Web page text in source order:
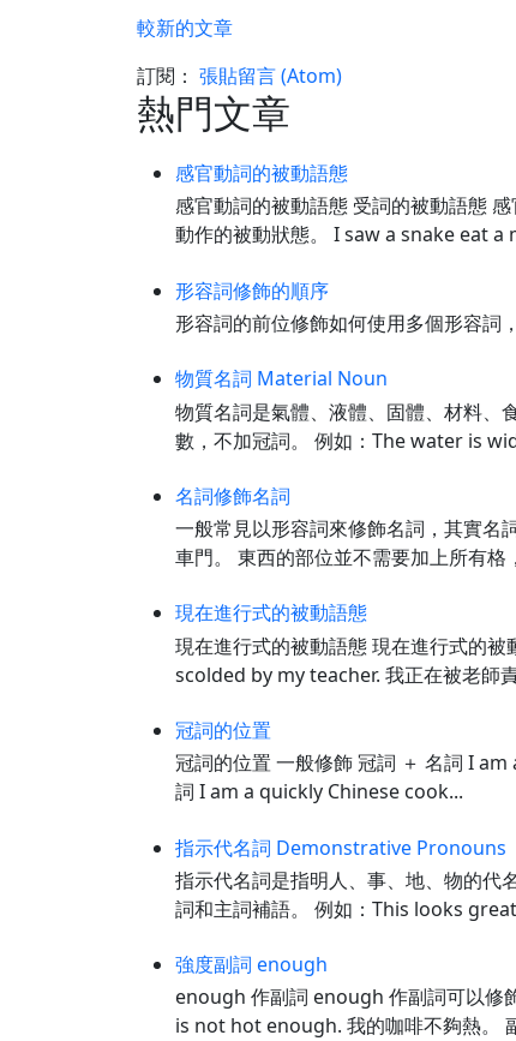
較新的文章
訂閱： 張貼留言 (Atom)
熱門文章
感官動詞的被動語態
感官動詞的被動語態 受詞的被動語態
動作的被動狀態。 I saw a snake eat a
形容詞修飾的順序
形容詞的前位修飾如何使用多個形容
物質名詞 Material Noun
物質名詞是氣體、液體、固體、材料
數，不加冠詞。 例如：The water is
名詞修飾名詞
一般常見以形容詞來修飾名詞，其實名
車門。 東西的部位並不需要加上所有
現在進行式的被動語態
現在進行式的被動語態 現在進行式的
scolded by my teacher. 我正在被老師
冠詞的位置
冠詞的位置 一般修飾 冠詞 ＋ 名詞 I
詞 I am a quickly Chinese cook...
指示代名詞 Demonstrative Pronouns
指示代名詞是指明人、事、地、物的
詞和主詞補語。 例如：This looks
強度副詞 enough
enough 作副詞 enough 作副詞可以修
is not hot enough. 我的咖啡不夠熱。